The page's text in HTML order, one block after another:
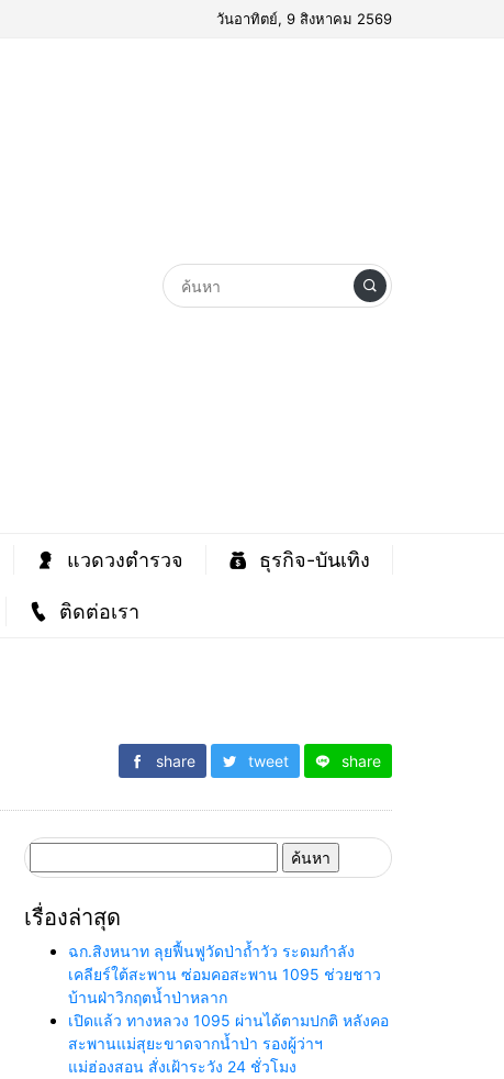
วันอาทิตย์, 9 สิงหาคม 2569
แวดวงตำรวจ ธุรกิจ-บันเทิง
ติดต่อเรา
share tweet share
สำหรับ:
เรื่องล่าสุด
ฉก.สิงหนาท ลุยฟื้นฟูวัดป่าถ้ำวัว ระดมกำลัง
เคลียร์ใต้สะพาน ซ่อมคอสะพาน 1095 ช่วยชาว
บ้านฝ่าวิกฤตน้ำป่าหลาก
เปิดแล้ว ทางหลวง 1095 ผ่านได้ตามปกติ หลังคอ
สะพานแม่สุยะขาดจากน้ำป่า รองผู้ว่าฯ
แม่ฮ่องสอน สั่งเฝ้าระวัง 24 ชั่วโมง